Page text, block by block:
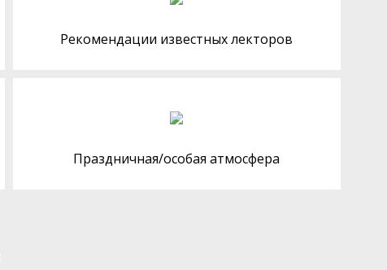
Рекомендации известных лекторов
Праздничная/особая атмосфера